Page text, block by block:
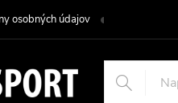
osobných údajov